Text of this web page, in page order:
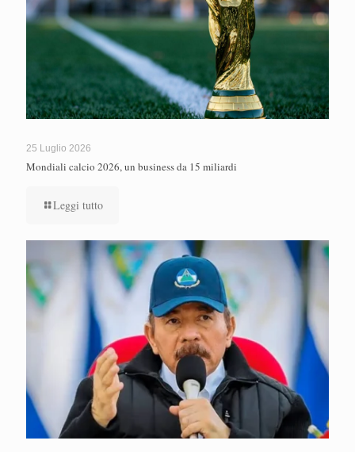
25 Luglio 2026
Mondiali calcio 2026, un business da 15 miliardi
Leggi tutto